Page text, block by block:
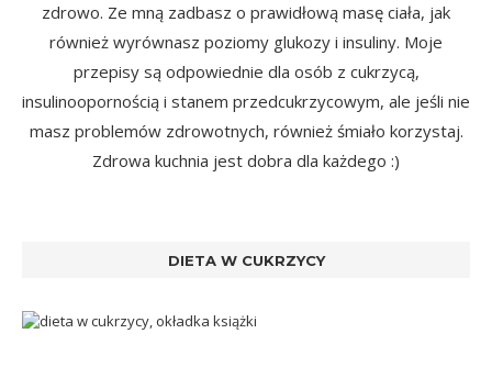
zdrowo. Ze mną zadbasz o prawidłową masę ciała, jak
również wyrównasz poziomy glukozy i insuliny. Moje
przepisy są odpowiednie dla osób z cukrzycą,
insulinoopornością i stanem przedcukrzycowym, ale jeśli nie
masz problemów zdrowotnych, również śmiało korzystaj.
Zdrowa kuchnia jest dobra dla każdego :)
DIETA W CUKRZYCY